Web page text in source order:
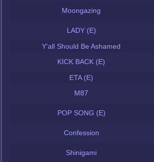
Moongazing
LADY (E)
Y'all Should Be Ashamed
KICK BACK (E)
ETA (E)
M87
POP SONG (E)
Confession
Shinigami